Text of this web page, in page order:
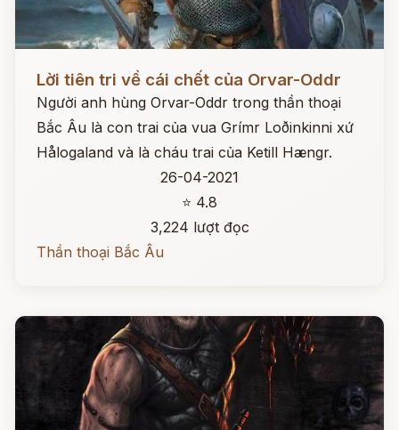
Lời tiên tri về cái chết của Orvar-Oddr
Người anh hùng Orvar-Oddr trong thần thoại
Bắc Âu là con trai của vua Grímr Loðinkinni xứ
Hålogaland và là cháu trai của Ketill Hængr.
26-04-2021
⭐ 4.8
3,224 lượt đọc
Thần thoại Bắc Âu